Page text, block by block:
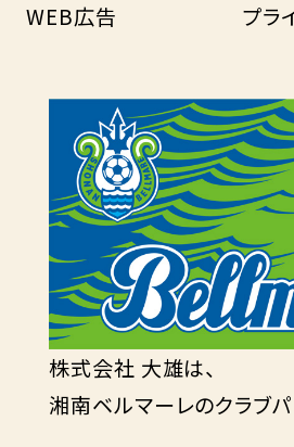
WEB広告
プラ
株式会社 大雄は、
湘南ベルマーレのクラブ